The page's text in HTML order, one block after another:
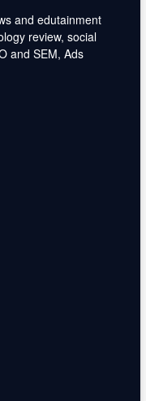
and edutainment
review, social
and SEM, Ads